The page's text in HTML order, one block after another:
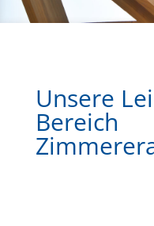
Unsere
Bereich